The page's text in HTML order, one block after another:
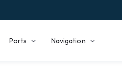
Ports Navigation